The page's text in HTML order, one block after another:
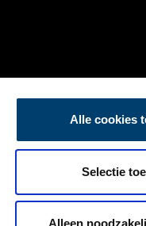
Alle cookies
Selectie
Alleen